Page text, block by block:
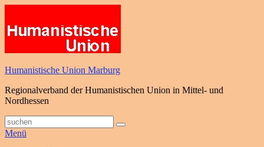
springen
Humanistische Union Marburg
Regionalverband der Humanistischen Union in Mittel- und
Nordhessen
Suche
nach:
Suchen
Menü